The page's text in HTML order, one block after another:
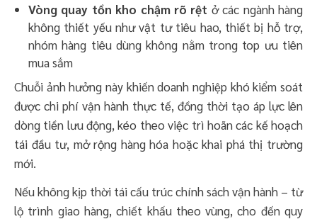
Vòng quay tồn kho chậm rõ rệt ở các ngành hàng
không thiết yếu như vật tư tiêu hao, thiết bị hỗ trợ,
nhóm hàng tiêu dùng không nằm trong top ưu tiên
mua sắm
Chuỗi ảnh hưởng này khiến doanh nghiệp khó kiểm soát
được chi phí vận hành thực tế, đồng thời tạo áp lực lên
dòng tiền lưu động, kéo theo việc trì hoãn các kế hoạch
tái đầu tư, mở rộng hàng hóa hoặc khai phá thị trường
mới.
Nếu không kịp thời tái cấu trúc chính sách vận hành – từ
lộ trình giao hàng, chiết khấu theo vùng, cho đến quy